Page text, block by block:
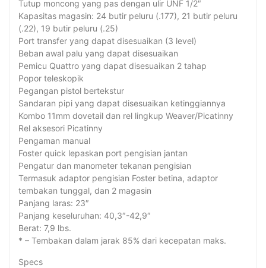
Tutup moncong yang pas dengan ulir UNF 1/2″
Kapasitas magasin: 24 butir peluru (.177), 21 butir peluru
(.22), 19 butir peluru (.25)
Port transfer yang dapat disesuaikan (3 level)
Beban awal palu yang dapat disesuaikan
Pemicu Quattro yang dapat disesuaikan 2 tahap
Popor teleskopik
Pegangan pistol bertekstur
Sandaran pipi yang dapat disesuaikan ketinggiannya
Kombo 11mm dovetail dan rel lingkup Weaver/Picatinny
Rel aksesori Picatinny
Pengaman manual
Foster quick lepaskan port pengisian jantan
Pengatur dan manometer tekanan pengisian
Termasuk adaptor pengisian Foster betina, adaptor
tembakan tunggal, dan 2 magasin
Panjang laras: 23″
Panjang keseluruhan: 40,3″-42,9″
Berat: 7,9 lbs.
* – Tembakan dalam jarak 85% dari kecepatan maks.
Specs